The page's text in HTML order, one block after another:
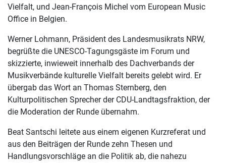
Vielfalt, und Jean-François Michel vom European Music
Office in Belgien.
Werner Lohmann, Präsident des Landesmusikrats NRW,
begrüßte die UNESCO-Tagungsgäste im Forum und
skizzierte, inwieweit innerhalb des Dachverbands der
Musikverbände kulturelle Vielfalt bereits gelebt wird. Er
übergab das Wort an Thomas Sternberg, den
Kulturpolitischen Sprecher der CDU-Landtagsfraktion, der
die Moderation der Runde übernahm.
Beat Santschi leitete aus einem eigenen Kurzreferat und
aus den Beiträgen der Runde zehn Thesen und
Handlungsvorschläge an die Politik ab, die nahezu